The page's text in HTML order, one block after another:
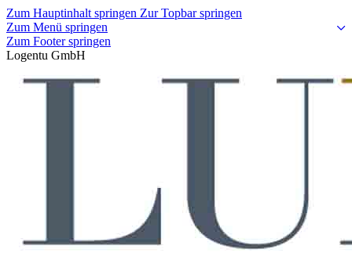
Zum Hauptinhalt springen Zur Topbar springen
Zum Menü springen
Zum Footer springen
Logentu GmbH